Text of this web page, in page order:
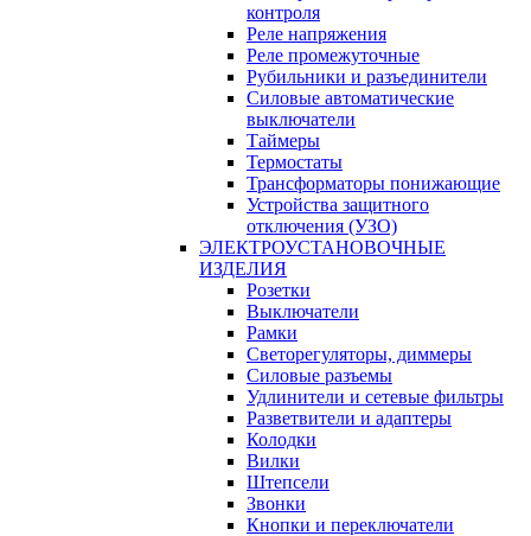
контроля
Реле напряжения
Реле промежуточные
Рубильники и разъединители
Силовые автоматические
выключатели
Таймеры
Термостаты
Трансформаторы понижающие
Устройства защитного
отключения (УЗО)
ЭЛЕКТРОУСТАНОВОЧНЫЕ
ИЗДЕЛИЯ
Розетки
Выключатели
Рамки
Светорегуляторы, диммеры
Силовые разъемы
Удлинители и сетевые фильтры
Разветвители и адаптеры
Колодки
Вилки
Штепсели
Звонки
Кнопки и переключатели